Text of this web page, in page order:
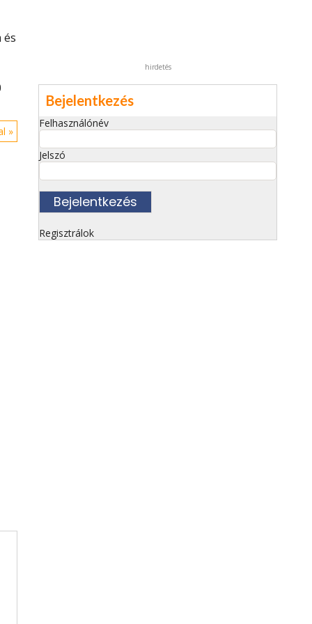
»
hirdetés
Bejelentkezés
Felhasználónév
Jelszó
Regisztrálok